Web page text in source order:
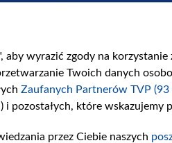
Informacje o nadawcy
aby wyrazić zgody na
Twoich danych
Zaufanych Partnerów TVP (93
pozostałych, które
przez Ciebie naszych